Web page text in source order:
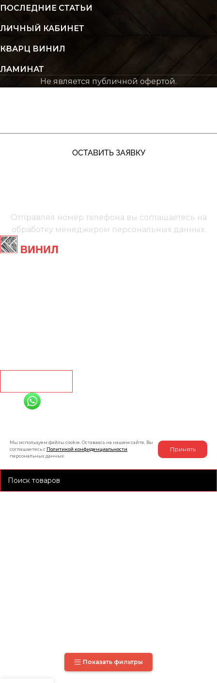
Показать фильтры
ПОСЛЕДНИЕ СТАТЬИ
ЛИЧНЫЙ КАБИНЕТ
КВАРЦ ВИНИЛ
ЛАМИНАТ
Не является публичной офертой.
ОСТАВИТЬ ЗАЯВКУ
Отправляя номер телефона вы соглашаетесь на
обработку менеджером персональных данных.
Мы используем файлы cookie. Оставаясь на нашем сайте, Вы
соглашаетесь с Политикой конфиденциальности
персональных данных.
Принять